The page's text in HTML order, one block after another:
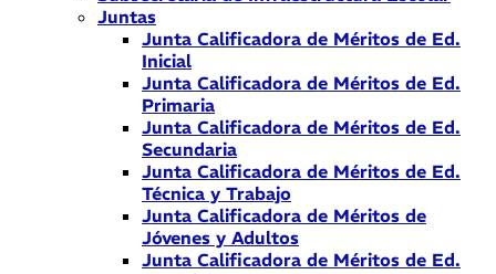
Juntas
Junta Calificadora de Méritos de Ed.
Inicial
Junta Calificadora de Méritos de Ed.
Primaria
Junta Calificadora de Méritos de Ed.
Secundaria
Junta Calificadora de Méritos de Ed.
Técnica y Trabajo
Junta Calificadora de Méritos de
Jóvenes y Adultos
Junta Calificadora de Méritos de Ed.